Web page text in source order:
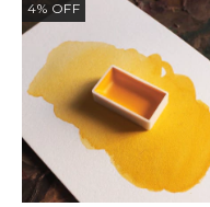
4% OFF